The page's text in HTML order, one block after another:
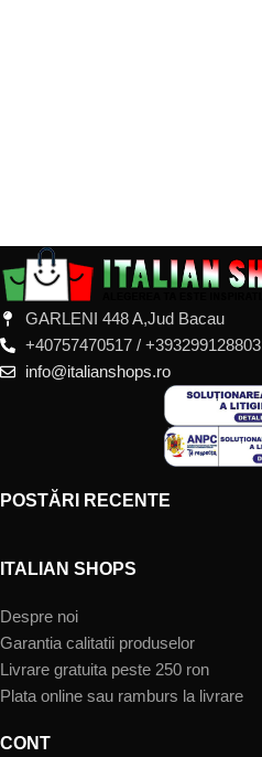
GARLENI 448 A,Jud Bacau
+40757470517 / +393299128803
info@italianshops.ro
POSTĂRI RECENTE
ITALIAN SHOPS
Despre noi
Garantia calitatii produselor
Livrare gratuita peste 250 ron
Plata online sau ramburs la livrare
CONT